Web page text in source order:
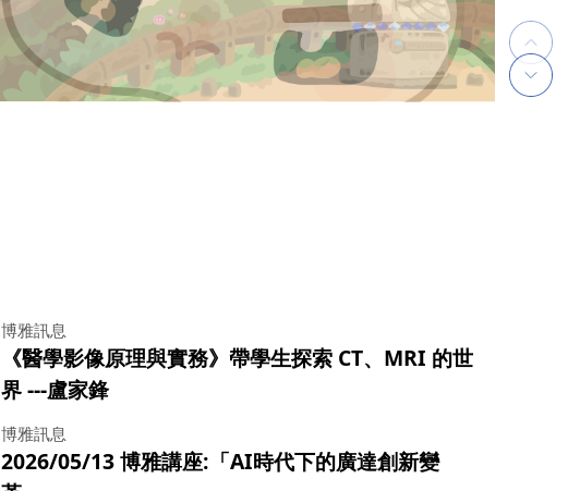
博雅訊息
《醫學影像原理與實務》帶學生探索 CT、MRI 的世
界 ---盧家鋒
博雅訊息
2026/05/13 博雅講座:「AI時代下的廣達創新變